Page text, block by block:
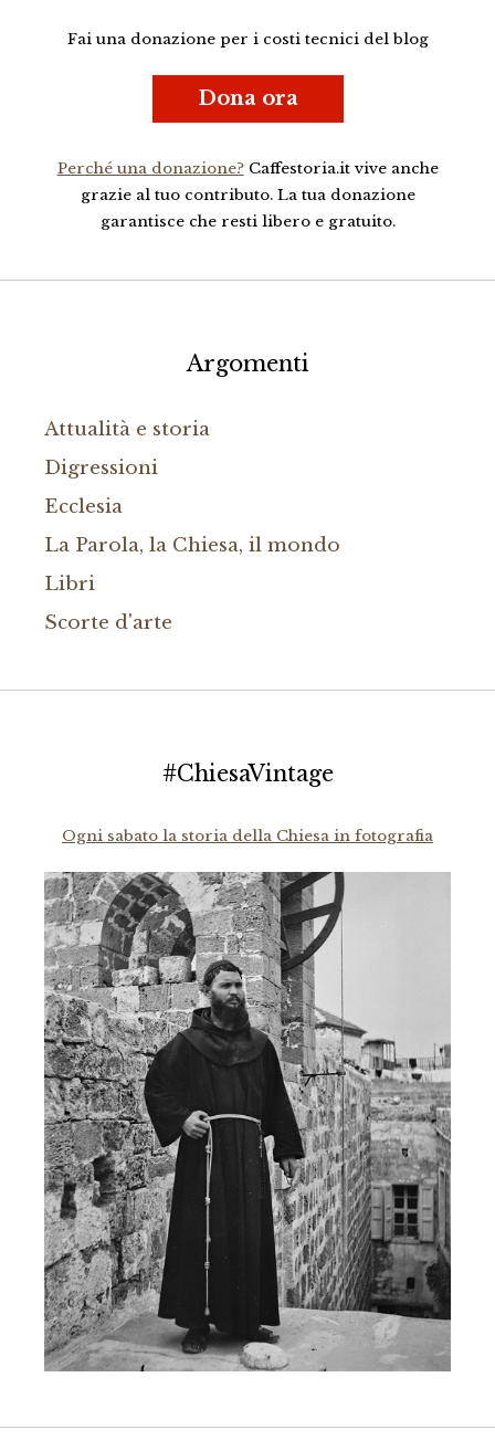
Fai una donazione per i costi tecnici del blog
Dona ora
Perché una donazione?Caffestoria.it vive anche
grazie al tuo contributo. La tua donazione
garantisce che resti libero e gratuito.
Argomenti
Attualità e storia
Digressioni
Ecclesia
La Parola, la Chiesa, il mondo
Libri
Scorte d'arte
#ChiesaVintage
Ogni sabato la storia della Chiesa in fotografia